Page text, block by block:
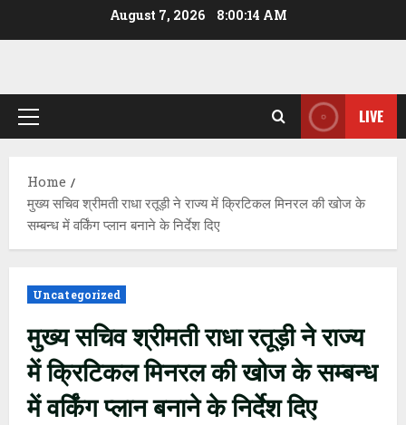
August 7, 2026 8:00:14 AM
Primary
LIVE
Home
मुख्य सचिव श्रीमती राधा रतूड़ी ने राज्य में क्रिटिकल मिनरल की खोज के
सम्बन्ध में वर्किंग प्लान बनाने के निर्देश दिए
Uncategorized
मुख्य सचिव श्रीमती राधा रतूड़ी ने राज्य
में क्रिटिकल मिनरल की खोज के सम्बन्ध
में वर्किंग प्लान बनाने के निर्देश दिए